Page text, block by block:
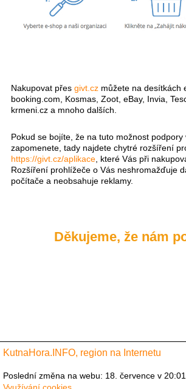
Nakupovat přes givt.cz můžete na desítkách
booking.com, Kosmas, Zoot, eBay, Invia,
krmeni.cz a mnoho dalších.
Pokud se bojíte, že na tuto možnost podpory
zapomenete, tady ​najdete chytré rozšíření
https://givt.cz/aplikace , které Vás při
Rozšíření prohlížeče o Vás neshromažďuje
počítače a neobsahuje reklamy.
Děkujeme, že nám
KutnaHora.INFO, region na Internetu
Poslední změna na webu: 18. července v 20:01
Využívání cookies